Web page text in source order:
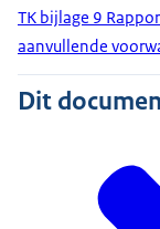
TK bijlage 9
aanvullende
Dit